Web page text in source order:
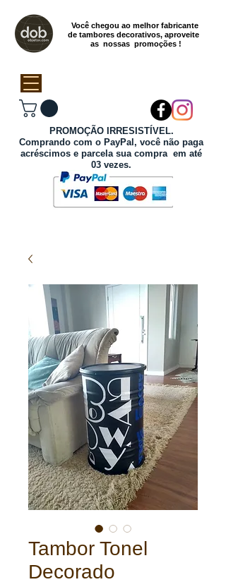
Você chegou ao melhor fabricante
de tambores decorativos, aproveite
as nossas promoções !
PROMOÇÃO IRRESISTÍVEL.
Comprando com o PayPal, você não paga
acréscimos e parcela sua compra em até
03 vezes.
Tambor Tonel
Decorado